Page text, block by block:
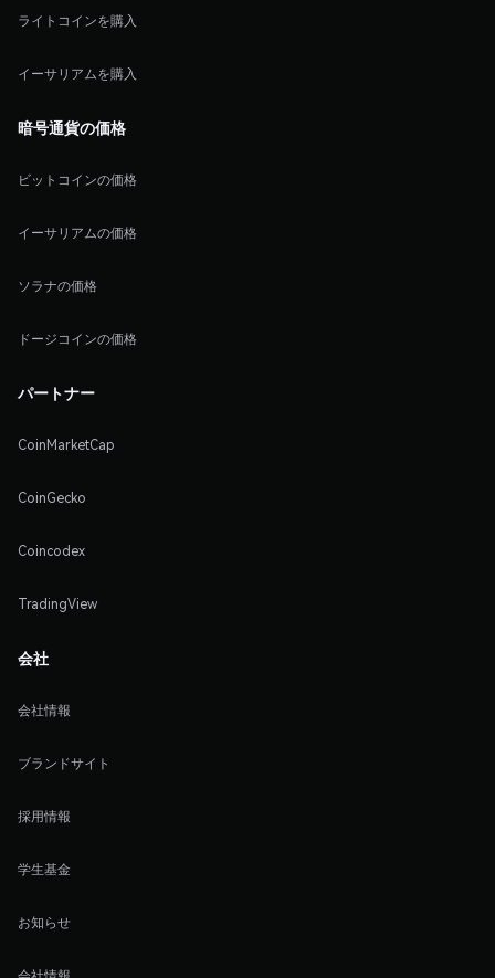
ライトコインを購入
イーサリアムを購入
暗号通貨の価格
ビットコインの価格
イーサリアムの価格
ソラナの価格
ドージコインの価格
パートナー
CoinMarketCap
CoinGecko
Coincodex
TradingView
会社
会社情報
ブランドサイト
採用情報
学生基金
お知らせ